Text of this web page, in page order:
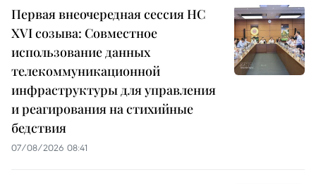
Первая внеочередная сессия НС
XVI созыва: Совместное
использование данных
телекоммуникационной
инфраструктуры для управления
и реагирования на стихийные
бедствия
07/08/2026 08:41